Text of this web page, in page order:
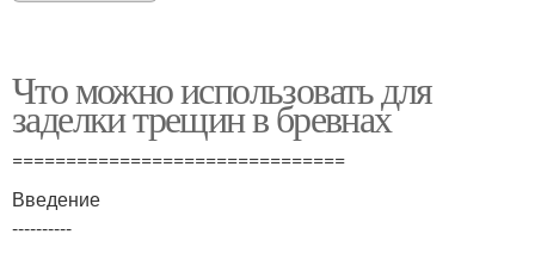
Что можно использовать для
заделки трещин в бревнах
===============================
Введение
----------